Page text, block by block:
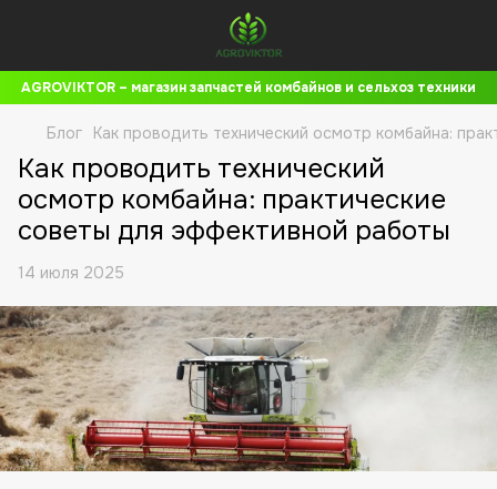
AGROVIKTOR – магазин запчастей комбайнов и сельхоз техники
Блог Как проводить технический осмотр комбайна:
Как проводить технический
осмотр комбайна: практические
советы для эффективной работы
14 июля 2025